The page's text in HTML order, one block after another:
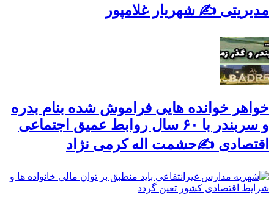
مدیریتی ✍ شهریار غلامپور
خواهر خوانده هایی فراموش شده بنام بدره
و سربندر با ۶۰ سال روابط عمیق اجتماعی
اقتصادی ✍حشمت اله کرمی نژاد